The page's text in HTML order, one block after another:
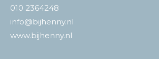
010 2364248
info@bijhenny.nl
www.bijhenny.nl